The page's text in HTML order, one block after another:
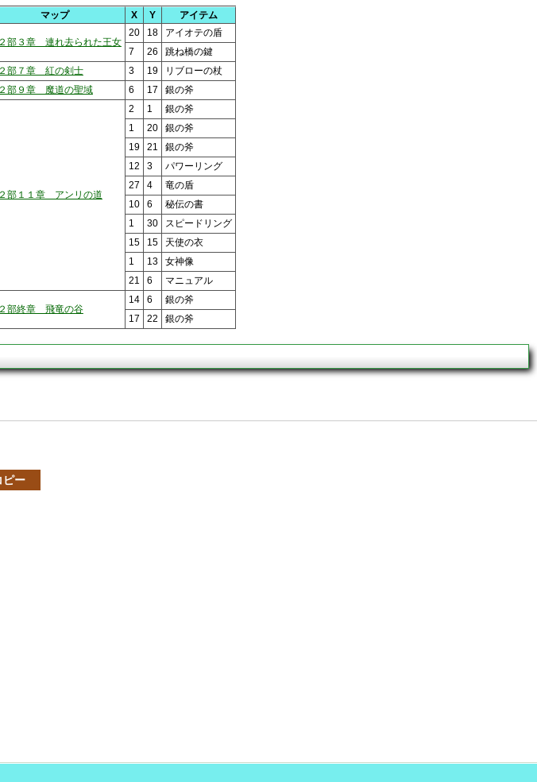
マップ X Y アイテム
部３章 連れ去られた王女
20 18
アイオテの盾
7
26
跳ね橋の鍵
部７章 紅の剣士
3 19
リブローの杖
部９章 魔道の聖域
6 17 銀の斧
部１１章 アンリの道
2 1
銀の斧
1
20
銀の斧
19
21
銀の斧
12
3
パワーリング
27
4
竜の盾
10
6
秘伝の書
1
30
スピードリング
15
15
天使の衣
1
13
女神像
21
6 マニュアル
部終章 飛竜の谷
14 6
銀の斧
17
22 銀の斧
ピー